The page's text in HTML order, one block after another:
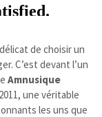
de choisir un
C’est devant l’un
Amnusique
une véritable
les uns que